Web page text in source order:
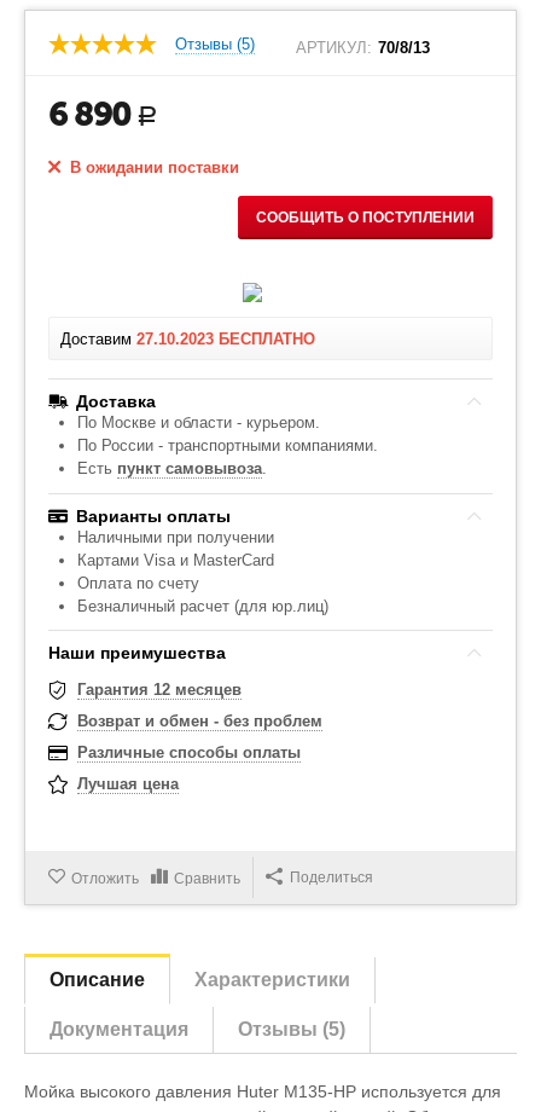
Отзывы (5) АРТИКУЛ: 70/8/13
6 890 Р
В ожидании поставки
СООБЩИТЬ О ПОСТУПЛЕНИИ
Доставим 27.10.2023 БЕСПЛАТНО
Доставка
По Москве и области - курьером.
По России - транспортными компаниями.
Есть пункт самовывоза.
Варианты оплаты
Наличными при получении
Картами Visa и MasterCard
Оплата по счету
Безналичный расчет (для юр.лиц)
Наши преимушества
Гарантия 12 месяцев
Возврат и обмен - без проблем
Различные способы оплаты
Лучшая цена
Отложить Сравнить Поделиться
Описание Характеристики
Документация Отзывы (5)
Мойка высокого давления Huter M135-HP используется для